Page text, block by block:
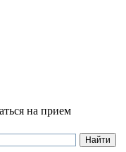
на прием